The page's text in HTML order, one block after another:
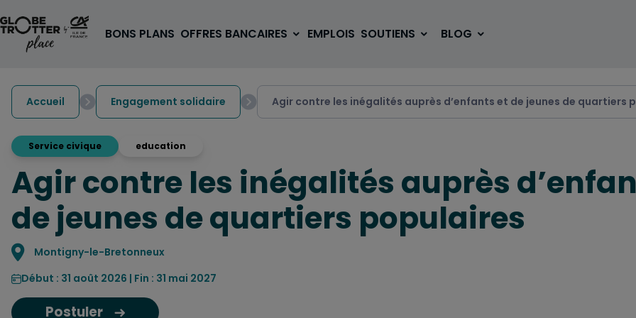
BONS PLANS OFFRES BANCAIRES EMPLOIS SOUTIENS BLOG
A PARTIR DE 3€
1 carte, 0 frais à l'étranger
pour les 18/30 ans
OUVRIR UN COMPTE
Accueil Engagement solidaire Agir contre les inégalités auprès d’enfants et de jeunes de quartiers
Service civique education
Agir contre les inégalités auprès
de jeunes de quartiers populaires
Localisation
Montigny-le-Bretonneux
Début : 31 août 2026 | Fin : 31 mai 2027
Postuler